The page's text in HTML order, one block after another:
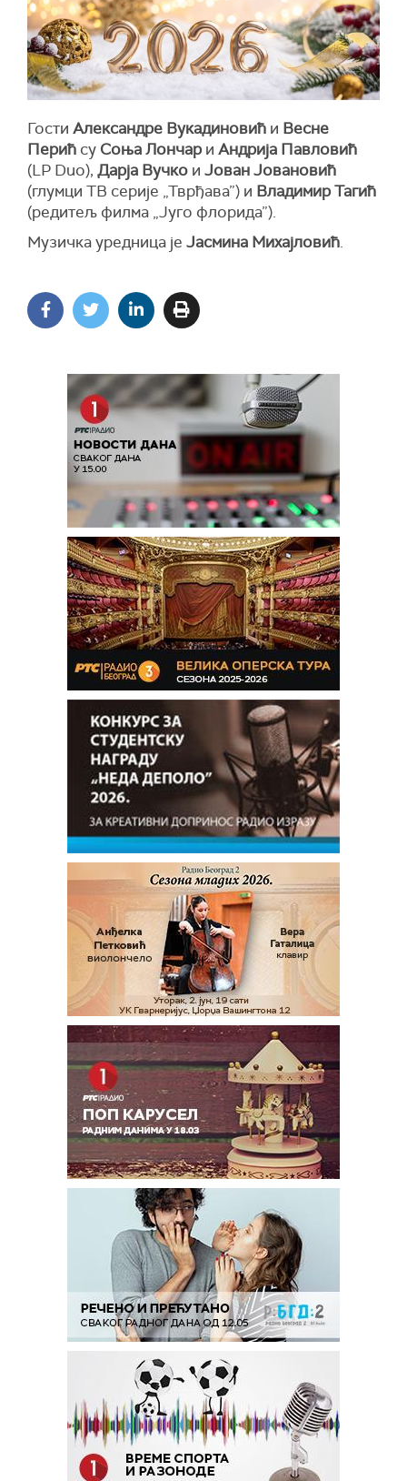
Гости Александре Вукадиновић и Весне
Перић су Соња Лончари Андрија Павловић
(LP Duo), Дарја Вучко и Јован Јовановић
(глумци ТВ серије „Тврђава”) и Владимир Тагић
(редитељ филма „Југо флорида”).
Музичка уредница је Јасмина Михајловић.